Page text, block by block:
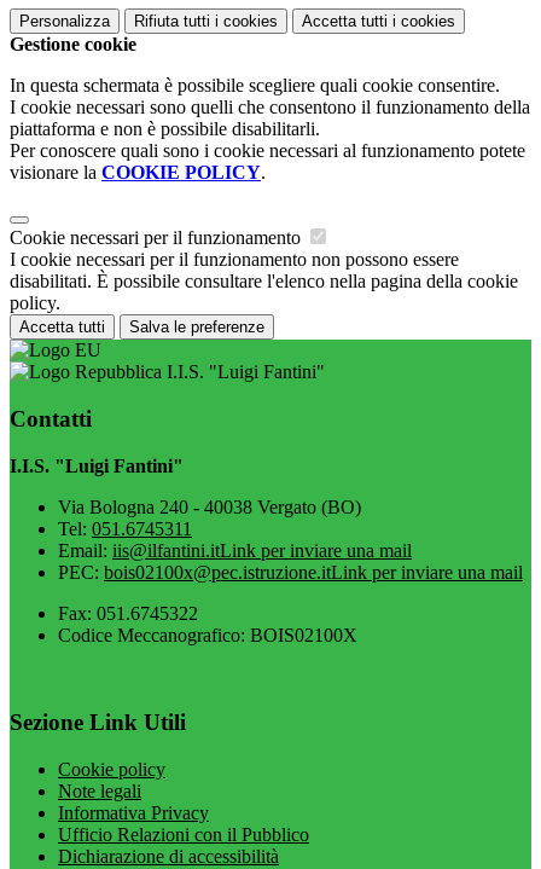
Personalizza Rifiuta tutti i cookies Accetta tutti i cookies
Gestione cookie
In questa schermata è possibile scegliere quali cookie consentire.
I cookie necessari sono quelli che consentono il funzionamento della
piattaforma e non è possibile disabilitarli.
Per conoscere quali sono i cookie necessari al funzionamento potete
visionare la COOKIE POLICY.
Cookie necessari per il funzionamento
I cookie necessari per il funzionamento non possono essere
disabilitati. È possibile consultare l'elenco nella pagina della cookie
policy.
Accetta tutti Salva le preferenze
I.I.S. "Luigi Fantini"
Contatti
I.I.S. "Luigi Fantini"
Via Bologna 240 - 40038 Vergato (BO)
Tel: 051.6745311
Email: iis@ilfantini.itLink per inviare una mail
PEC: bois02100x@pec.istruzione.itLink per inviare una mail
Fax: 051.6745322
Codice Meccanografico: BOIS02100X
Sezione Link Utili
Cookie policy
Note legali
Informativa Privacy
Ufficio Relazioni con il Pubblico
Dichiarazione di accessibilità